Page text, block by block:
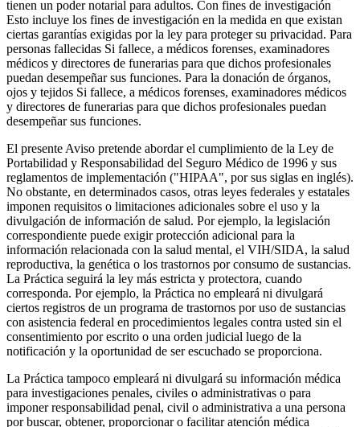
tienen un poder notarial para adultos. Con fines de investigación
Esto incluye los fines de investigación en la medida en que existan
ciertas garantías exigidas por la ley para proteger su privacidad. Para
personas fallecidas Si fallece, a médicos forenses, examinadores
médicos y directores de funerarias para que dichos profesionales
puedan desempeñar sus funciones. Para la donación de órganos,
ojos y tejidos Si fallece, a médicos forenses, examinadores médicos
y directores de funerarias para que dichos profesionales puedan
desempeñar sus funciones.
El presente Aviso pretende abordar el cumplimiento de la Ley de
Portabilidad y Responsabilidad del Seguro Médico de 1996 y sus
reglamentos de implementación ("HIPAA", por sus siglas en inglés).
No obstante, en determinados casos, otras leyes federales y estatales
imponen requisitos o limitaciones adicionales sobre el uso y la
divulgación de información de salud. Por ejemplo, la legislación
correspondiente puede exigir protección adicional para la
información relacionada con la salud mental, el VIH/SIDA, la salud
reproductiva, la genética o los trastornos por consumo de sustancias.
La Práctica seguirá la ley más estricta y protectora, cuando
corresponda. Por ejemplo, la Práctica no empleará ni divulgará
ciertos registros de un programa de trastornos por uso de sustancias
con asistencia federal en procedimientos legales contra usted sin el
consentimiento por escrito o una orden judicial luego de la
notificación y la oportunidad de ser escuchado se proporciona.
La Práctica tampoco empleará ni divulgará su información médica
para investigaciones penales, civiles o administrativas o para
imponer responsabilidad penal, civil o administrativa a una persona
por buscar, obtener, proporcionar o facilitar atención médica